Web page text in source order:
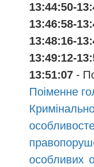
13:44:50-
13:46:58-
13:48:16-
13:49:12-
13:51:07 -
Поіменне
особливих